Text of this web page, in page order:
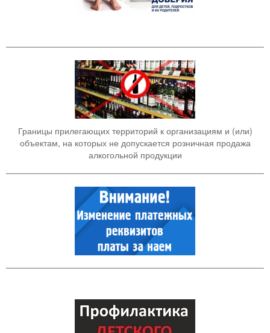
Границы прилегающих территорий к организациям и (или)
объектам, на которых не допускается розничная продажа
алкогольной продукции